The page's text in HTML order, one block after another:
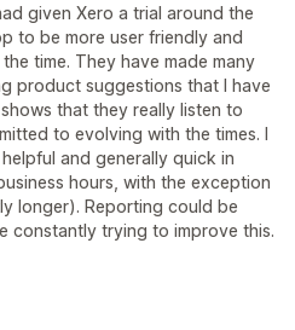
given Xero a trial around the
to be more user friendly and
time. They have made many
product suggestions that I have
that they really listen to
to evolving with the times. I
and generally quick in
hours, with the exception
longer). Reporting could be
constantly trying to improve this.